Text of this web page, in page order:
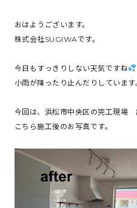
おはようございます。
株式会社SUGIWAです。
今日もすっきりしない天気ですね
小雨が降ったり止んだりしています
今回は、浜松市中央区の完工現場
こちら施工後のお写真です。